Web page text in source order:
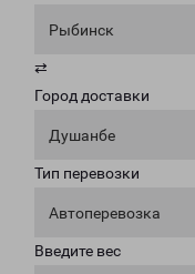
Рыбинск
⇄
Город доставки
Душанбе
Тип перевозки
Автоперевозка
Введите вес